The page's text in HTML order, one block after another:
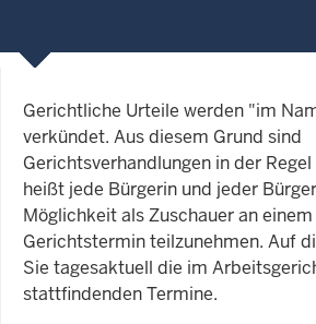
Gerichtliche Urteile werden "im
verkündet. Aus diesem Grund sind
Gerichtsverhandlungen in der
heißt jede Bürgerin und jeder
Möglichkeit als Zuschauer an
Gerichtstermin teilzunehmen. Auf
Sie tagesaktuell die im
stattfindenden Termine.